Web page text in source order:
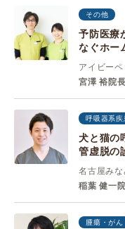
その他
予防医療
なぐホー
アイビー
宮澤 裕院長
呼吸器系疾
犬と猫の
管虚脱の
名古屋み
稲葉 健一
腫瘍・がん